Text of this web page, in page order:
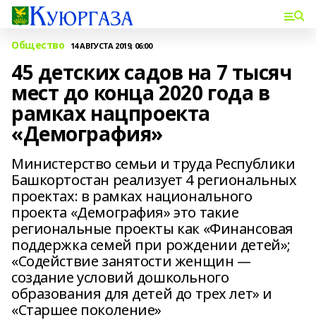
Общество 14 АВГУСТА 2019, 06:00
45 детских садов на 7 тысяч
мест до конца 2020 года в
рамках нацпроекта
«Демография»
Министерство семьи и труда Республики
Башкортостан реализует 4 региональных
проектах: в рамках национального
проекта «Демография» это такие
региональные проекты как «Финансовая
поддержка семей при рождении детей»;
«Содействие занятости женщин —
создание условий дошкольного
образования для детей до трех лет» и
«Старшее поколение»